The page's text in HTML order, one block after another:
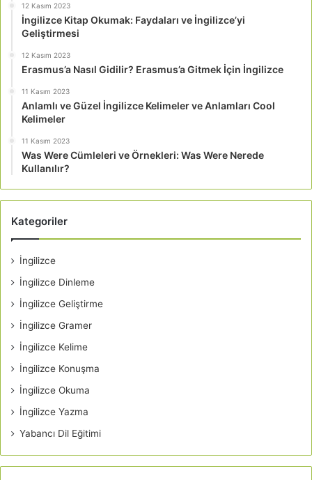
12 Kasım 2023
İngilizce Kitap Okumak: Faydaları ve İngilizce’yi
Geliştirmesi
12 Kasım 2023
Erasmus’a Nasıl Gidilir? Erasmus’a Gitmek İçin İngilizce
11 Kasım 2023
Anlamlı ve Güzel İngilizce Kelimeler ve Anlamları Cool
Kelimeler
11 Kasım 2023
Was Were Cümleleri ve Örnekleri: Was Were Nerede
Kullanılır?
Kategoriler
İngilizce
İngilizce Dinleme
İngilizce Geliştirme
İngilizce Gramer
İngilizce Kelime
İngilizce Konuşma
İngilizce Okuma
İngilizce Yazma
Yabancı Dil Eğitimi